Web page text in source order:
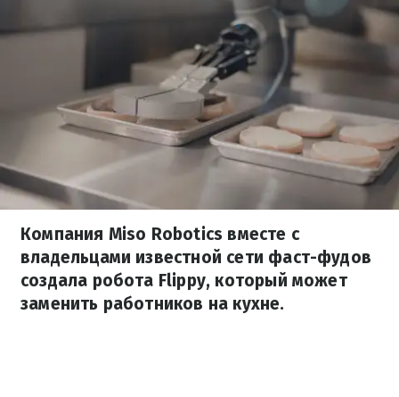
Компания Miso Robotics вместе с
владельцами известной сети фаст-фудов
создала робота Flippy, который может
заменить работников на кухне.